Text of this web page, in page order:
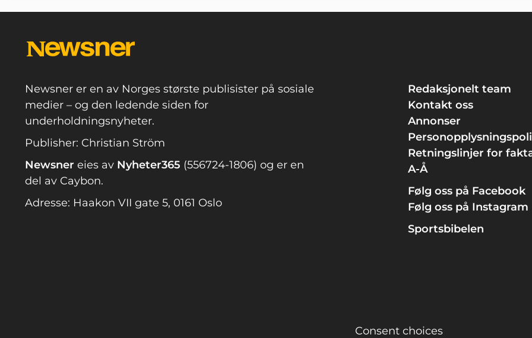
Newsner er en av Norges største publisister på sosiale
medier – og den ledende siden for
underholdningsnyheter.
Publisher: Christian Ström
Newsner eies av Nyheter365 (556724-1806) og er en
del av Caybon.
Adresse: Haakon VII gate 5, 0161 Oslo
Redaksjonelt team
Kontakt oss
Annonser
Retningslinjer for
A-Å
Følg oss på Facebook
Følg oss på Instagram
Sportsbibelen
Consent choices